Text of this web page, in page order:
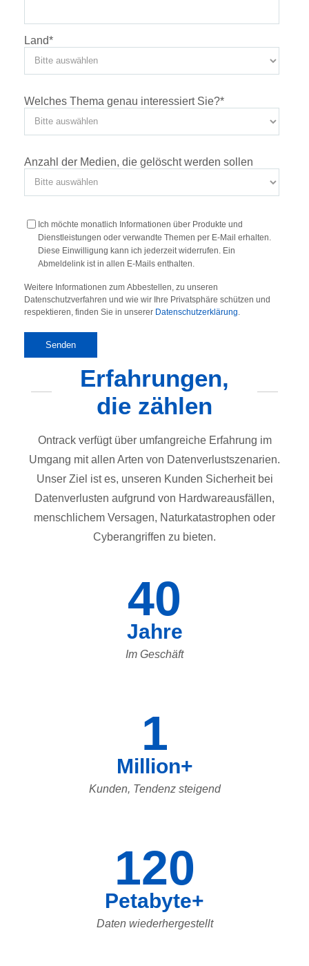
Land*
Welches Thema genau interessiert Sie?*
Anzahl der Medien, die gelöscht werden sollen
Ich möchte monatlich Informationen über Produkte und
Dienstleistungen oder verwandte Themen per E-Mail erhalten.
Diese Einwilligung kann ich jederzeit widerrufen. Ein
Abmeldelink ist in allen E-Mails enthalten.
Weitere Informationen zum Abbestellen, zu unseren
Datenschutzverfahren und wie wir Ihre Privatsphäre schützen und
respektieren, finden Sie in unserer Datenschutzerklärung.
Erfahrungen,
die zählen
Ontrack verfügt über umfangreiche Erfahrung im
Umgang mit allen Arten von Datenverlustszenarien.
Unser Ziel ist es, unseren Kunden Sicherheit bei
Datenverlusten aufgrund von Hardwareausfällen,
menschlichem Versagen, Naturkatastrophen oder
Cyberangriffen zu bieten.
40
Jahre
Im Geschäft
1
Million+
Kunden, Tendenz steigend
120
Petabyte+
Daten wiederhergestellt